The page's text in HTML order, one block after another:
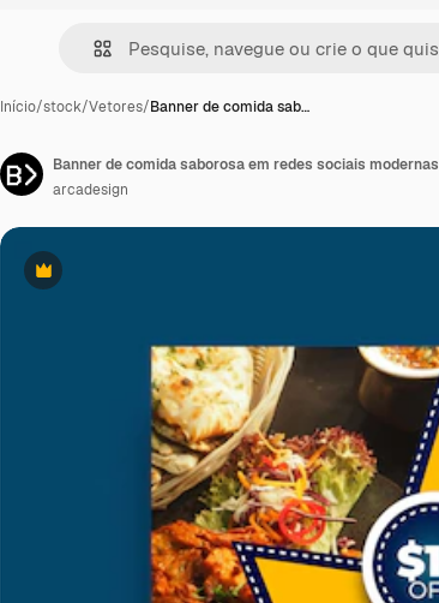
Início/stock/Vetores/Banner de comida sab…
Premium
Banner de comida saborosa em redes sociais modernas
arcadesign